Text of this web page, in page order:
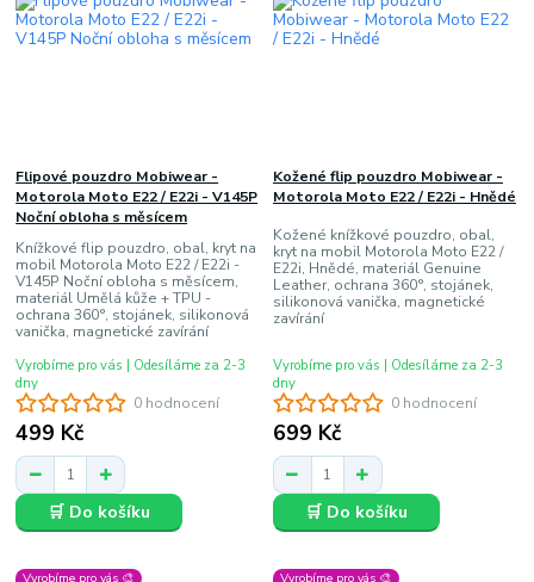
0 hodnocení
Flipové pouzdro Mobiwear -
Motorola Moto E22 / E22i - V145P
Noční obloha s měsícem
Knížkové flip pouzdro, obal, kryt na
mobil Motorola Moto E22 / E22i -
V145P Noční obloha s měsícem,
materiál Umělá kůže + TPU -
ochrana 360°, stojánek, silikonová
vanička, magnetické zavírání
499 Kč
Vyrobíme pro vás | Odesíláme za 2-3
dny
🛒 Do košíku
0 hodnocení
Kožené flip pouzdro Mobiwear -
Motorola Moto E22 / E22i - Hnědé
Kožené knížkové pouzdro, obal,
kryt na mobil Motorola Moto E22 /
E22i, Hnědé, materiál Genuine
Leather, ochrana 360°, stojánek,
silikonová vanička, magnetické
zavírání
699 Kč
Vyrobíme pro vás | Odesíláme za 2-3
dny
🛒 Do košíku
Vyrobíme pro vás 🎨 Vyrobíme pro vás 🎨